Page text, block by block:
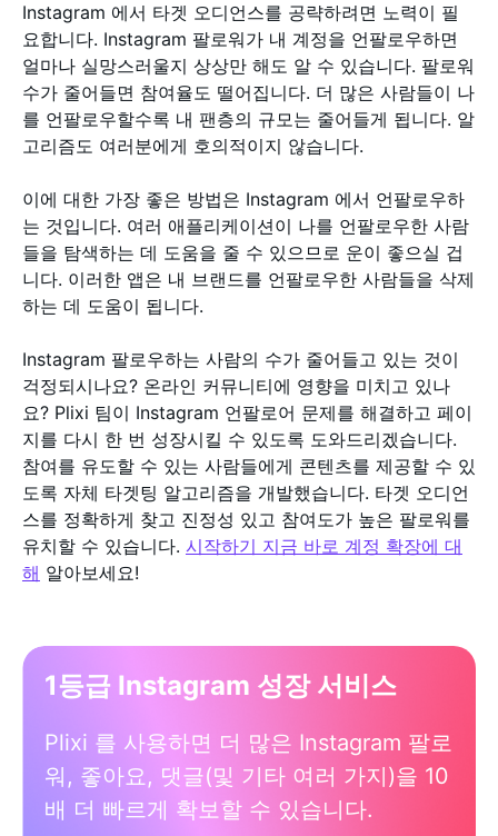
Instagram 에서 타겟 오디언스를 공략하려면 노력이 필
요합니다. Instagram 팔로워가 내 계정을 언팔로우하면
얼마나 실망스러울지 상상만 해도 알 수 있습니다. 팔로워
수가 줄어들면 참여율도 떨어집니다. 더 많은 사람들이 나
를 언팔로우할수록 내 팬층의 규모는 줄어들게 됩니다. 알
고리즘도 여러분에게 호의적이지 않습니다.
이에 대한 가장 좋은 방법은 Instagram 에서 언팔로우하
는 것입니다. 여러 애플리케이션이 나를 언팔로우한 사람
들을 탐색하는 데 도움을 줄 수 있으므로 운이 좋으실 겁
니다. 이러한 앱은 내 브랜드를 언팔로우한 사람들을 삭제
하는 데 도움이 됩니다.
Instagram 팔로우하는 사람의 수가 줄어들고 있는 것이
걱정되시나요? 온라인 커뮤니티에 영향을 미치고 있나
요? Plixi 팀이 Instagram 언팔로어 문제를 해결하고 페이
지를 다시 한 번 성장시킬 수 있도록 도와드리겠습니다.
참여를 유도할 수 있는 사람들에게 콘텐츠를 제공할 수 있
도록 자체 타겟팅 알고리즘을 개발했습니다. 타겟 오디언
스를 정확하게 찾고 진정성 있고 참여도가 높은 팔로워를
유치할 수 있습니다. 시작하기 지금 바로 계정 확장에 대
해 알아보세요!
1등급 Instagram 성장 서비스
Plixi 를 사용하면 더 많은 Instagram 팔로
워, 좋아요, 댓글(및 기타 여러 가지)을 10
배 더 빠르게 확보할 수 있습니다.